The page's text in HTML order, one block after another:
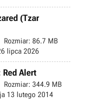
(Tzar
Rozmiar: 86.7 MB
lipca 2026
Alert
Rozmiar: 344.9 MB
13 lutego 2014